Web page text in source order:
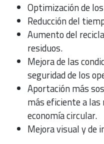
Optimización de
Reducción del
Aumento del
residuos.
Mejora de las
seguridad de los
Aportación más
más eficiente a las
economía circular.
Mejora visual y de